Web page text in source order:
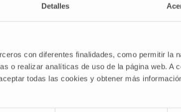
Detalles
con diferentes finalidades, como permitir la
o realizar analíticas de uso de la página web. A
todas las cookies y obtener más